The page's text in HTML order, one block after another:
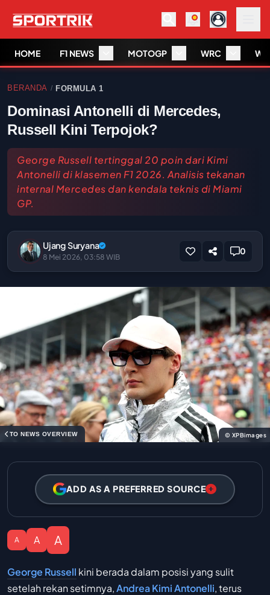
HOME F1 NEWS MOTOGP WRC
BERANDA / FORMULA 1
Dominasi Antonelli di Mercedes,
Russell Kini Terpojok?
George Russell tertinggal 20 poin dari Kimi
Antonelli di klasemen F1 2026. Analisis tekanan
internal Mercedes dan kendala teknis di Miami
GP.
Ujang Suryana
8 Mei 2026, 03:58 WIB
0
TO NEWS OVERVIEW © XPBimages
ADD AS A PREFERRED SOURCE
A A A
George Russell kini berada dalam posisi yang sulit
setelah rekan setimnya,Andrea Kimi Antonelli, terus